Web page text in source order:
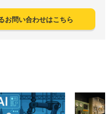
お問い合わせはこちら